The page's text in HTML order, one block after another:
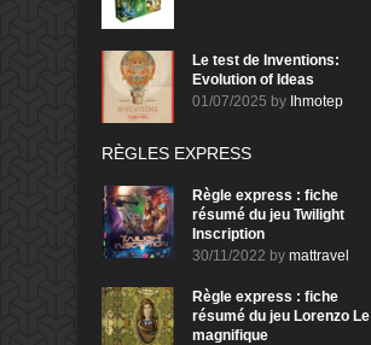
Le test de Inventions:
Evolution of Ideas
01/07/2025 by Ihmotep
RÈGLES EXPRESS
Règle express : fiche
résumé du jeu Twilight
Inscription
30/11/2022 by mattravel
Règle express : fiche
résumé du jeu Lorenzo Le
magnifique